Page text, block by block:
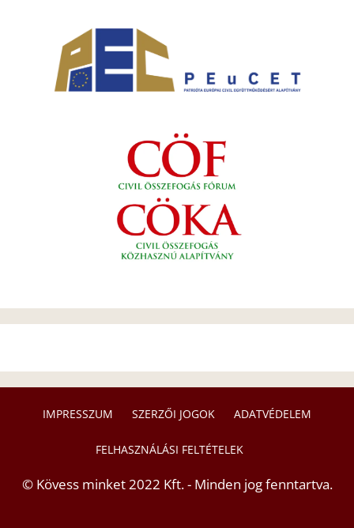
IMPRESSZUM SZERZŐI JOGOK ADATVÉDELEM
FELHASZNÁLÁSI FELTÉTELEK
© Kövess minket 2022 Kft. - Minden jog fenntartva.